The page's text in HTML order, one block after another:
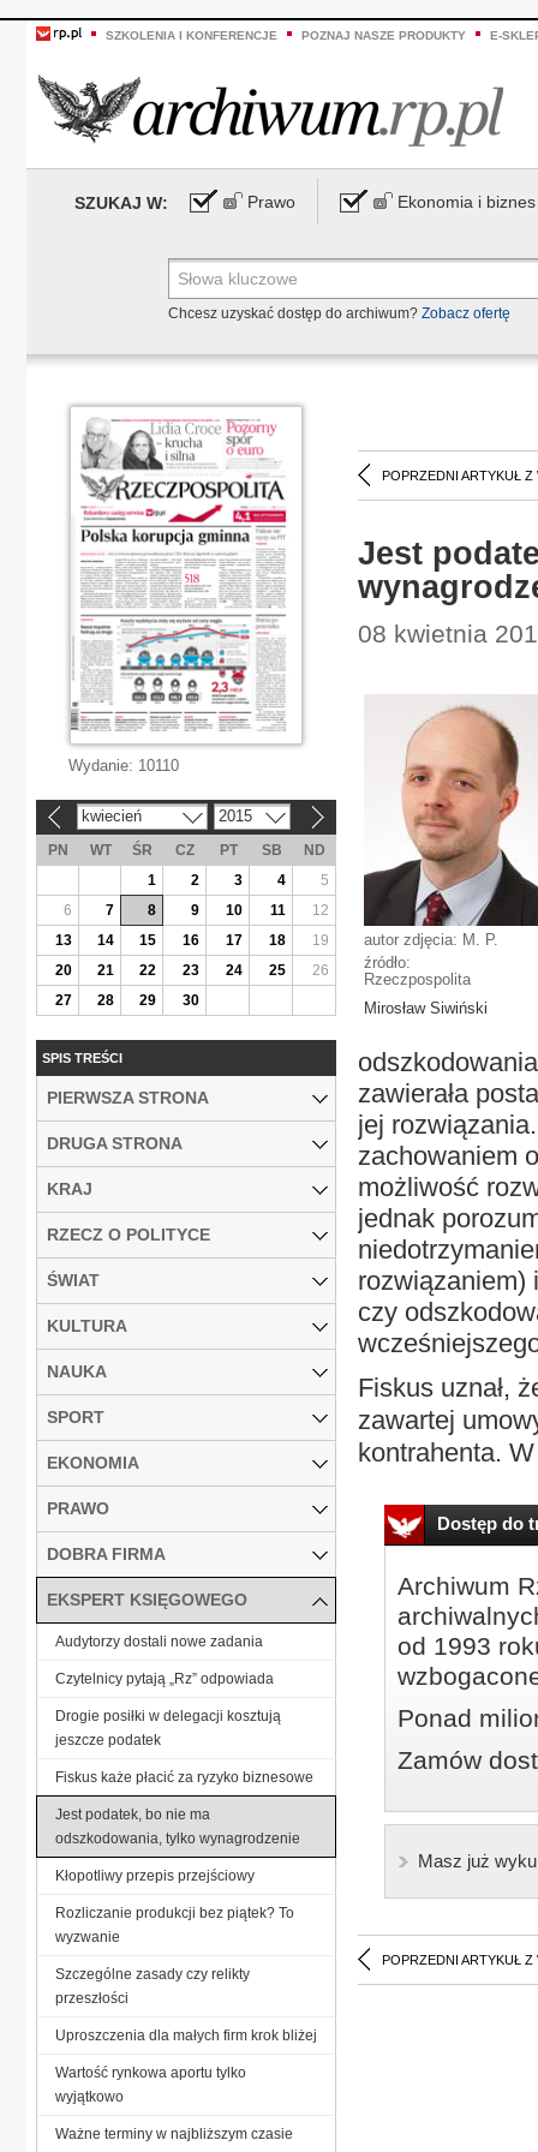
SZKOLENIA I KONFERENCJE POZNAJ NASZE PRODUKTY E-
SZUKAJ W: Prawo Ekonomia i biznes
Chcesz uzyskać dostęp do archiwum? Zobacz ofertę
POPRZEDNI ARTYKUŁ Z
Jest
08 kwietnia
autor zdjęcia: M. P.
źródło:
Rzeczpospolita
Mirosław Siwiński
zawierała
jej
zachowaniem
możliwość
jednak
rozwiązaniem)
czy
Fiskus uznał,
zawartej
kontrahenta.
Dostęp do
Archiwum
od 1993
Ponad
Zamów
Masz już
POPRZEDNI ARTYKUŁ Z
Wydanie: 10110
kwiecień 2015
PN WT ŚR CZ PT SB
ND
1
2 3 4
5
6
7 8 9 10 11
12
13
14 15 16 17 18
19
20
21 22 23 24 25
26
27
28 29 30
SPIS TREŚCI
PIERWSZA STRONA
DRUGA STRONA
KRAJ
RZECZ O POLITYCE
ŚWIAT
KULTURA
NAUKA
SPORT
EKONOMIA
PRAWO
DOBRA FIRMA
EKSPERT KSIĘGOWEGO
Audytorzy dostali nowe zadania
Czytelnicy pytają „Rz” odpowiada
Drogie posiłki w delegacji kosztują
jeszcze podatek
Fiskus każe płacić za ryzyko biznesowe
Jest podatek, bo nie ma
odszkodowania, tylko wynagrodzenie
Kłopotliwy przepis przejściowy
Rozliczanie produkcji bez piątek? To
wyzwanie
Szczególne zasady czy relikty
przeszłości
Uproszczenia dla małych firm krok bliżej
Wartość rynkowa aportu tylko
wyjątkowo
Ważne terminy w najbliższym czasie